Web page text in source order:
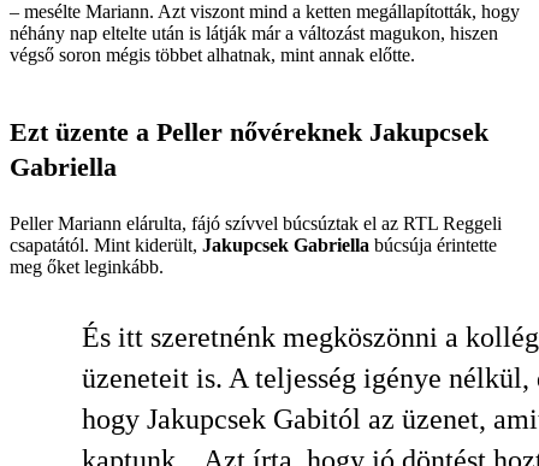
– mesélte Mariann. Azt viszont mind a ketten megállapították, hogy
néhány nap eltelte után is látják már a változást magukon, hiszen
végső soron mégis többet alhatnak, mint annak előtte.
Ezt üzente a Peller nővéreknek Jakupcsek
Gabriella
Peller Mariann elárulta, fájó szívvel búcsúztak el az RTL Reggeli
csapatától. Mint kiderült, Jakupcsek Gabriella búcsúja érintette
meg őket leginkább.
És itt szeretnénk megköszönni a
üzeneteit is. A teljesség igénye nélkül,
hogy Jakupcsek Gabitól az üzenet,